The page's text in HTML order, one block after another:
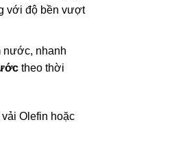
với độ bền vượt
nước, nhanh
theo thời
Olefin hoặc